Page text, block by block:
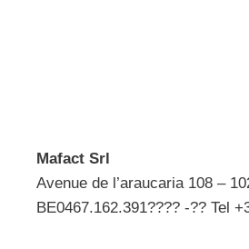
Mafact Srl
Avenue de l’araucaria 108 –
BE0467.162.391???? -?? Tel